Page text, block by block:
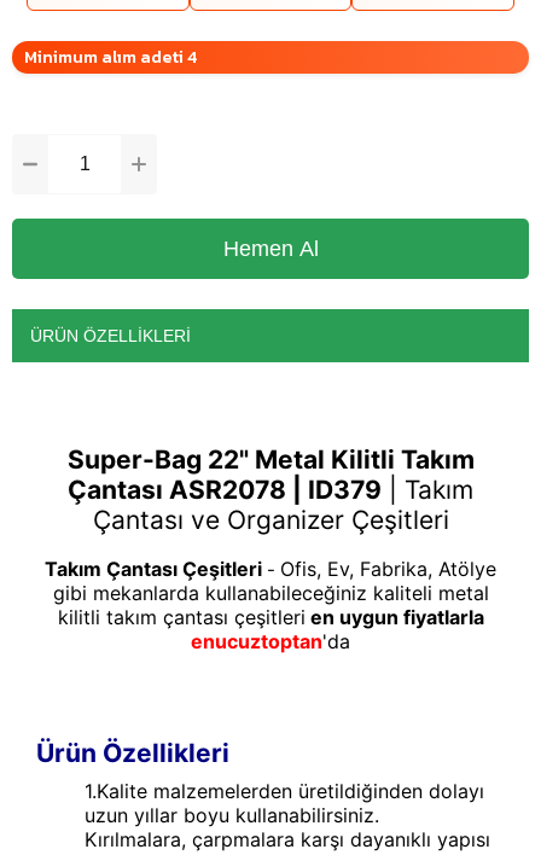
Minimum alım adeti 4
ÜRÜN ÖZELLIKLERI
Super-Bag 22" Metal Kilitli Takım
Çantası ASR2078 | ID379
Takım
Çantası ve Organizer Çeşitleri
Takım Çantası Çeşitleri - Ofis, Ev, Fabrika, Atölye
gibi mekanlarda kullanabileceğiniz kaliteli metal
kilitli takım çantası çeşitleri en uygun fiyatlarla
enucuztoptan'da
Ürün Özellikleri
1.Kalite malzemelerden üretildiğinden dolayı
uzun yıllar boyu kullanabilirsiniz.
Kırılmalara, çarpmalara karşı dayanıklı yapısı